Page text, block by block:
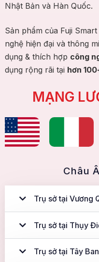
Nhật Bản và Hàn Quốc.
Sản phẩm của Fuji
nghệ hiện đại và thông
dụng & thích hợp công
dụng rộng rãi tại hơn
MẠNG
Châu
Trụ sở tại Vương
Trụ sở tại Thụy
Trụ sở tại Tây